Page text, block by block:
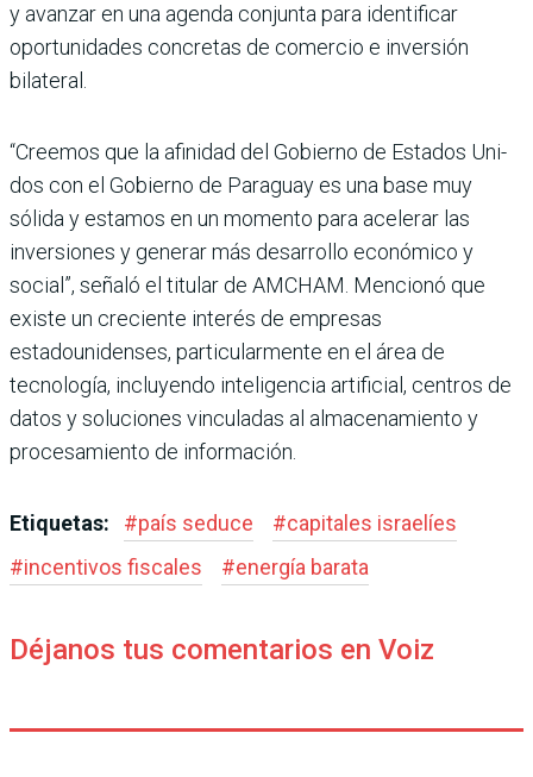
y avanzar en una agenda conjunta para identi­ficar
oportunidades concretas de comercio e inversión
bilate­ral.
“Creemos que la afinidad del Gobierno de Estados Uni­
dos con el Gobierno de Para­guay es una base muy
sólida y estamos en un momento para acelerar las
inversiones y gene­rar más desarrollo económico y
social”, señaló el titular de AMCHAM. Mencionó que
existe un creciente interés de empresas
estadounidenses, particularmente en el área de
tecnología, incluyendo inte­ligencia artificial, centros de
datos y soluciones vinculadas al almacenamiento y
procesa­miento de información.
Etiquetas: #país seduce #capitales israelíes
#incentivos fiscales #energía barata
Déjanos tus comentarios en Voiz